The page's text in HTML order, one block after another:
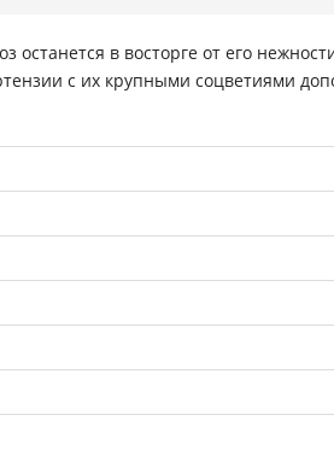
останется в восторге от его
с их крупными соцветиями